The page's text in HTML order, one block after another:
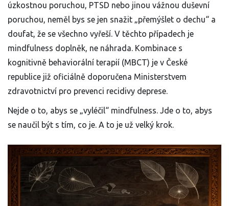
úzkostnou poruchou, PTSD nebo jinou vážnou duševní
poruchou, neměl bys se jen snažit „přemýšlet o dechu“ a
doufat, že se všechno vyřeší. V těchto případech je
mindfulness doplněk, ne náhrada. Kombinace s
kognitivně behaviorální terapií (MBCT) je v České
republice již oficiálně doporučena Ministerstvem
zdravotnictví pro prevenci recidivy deprese.
Nejde o to, abys se „vyléčil“ mindfulness. Jde o to, abys
se naučil být s tím, co je. A to je už velký krok.